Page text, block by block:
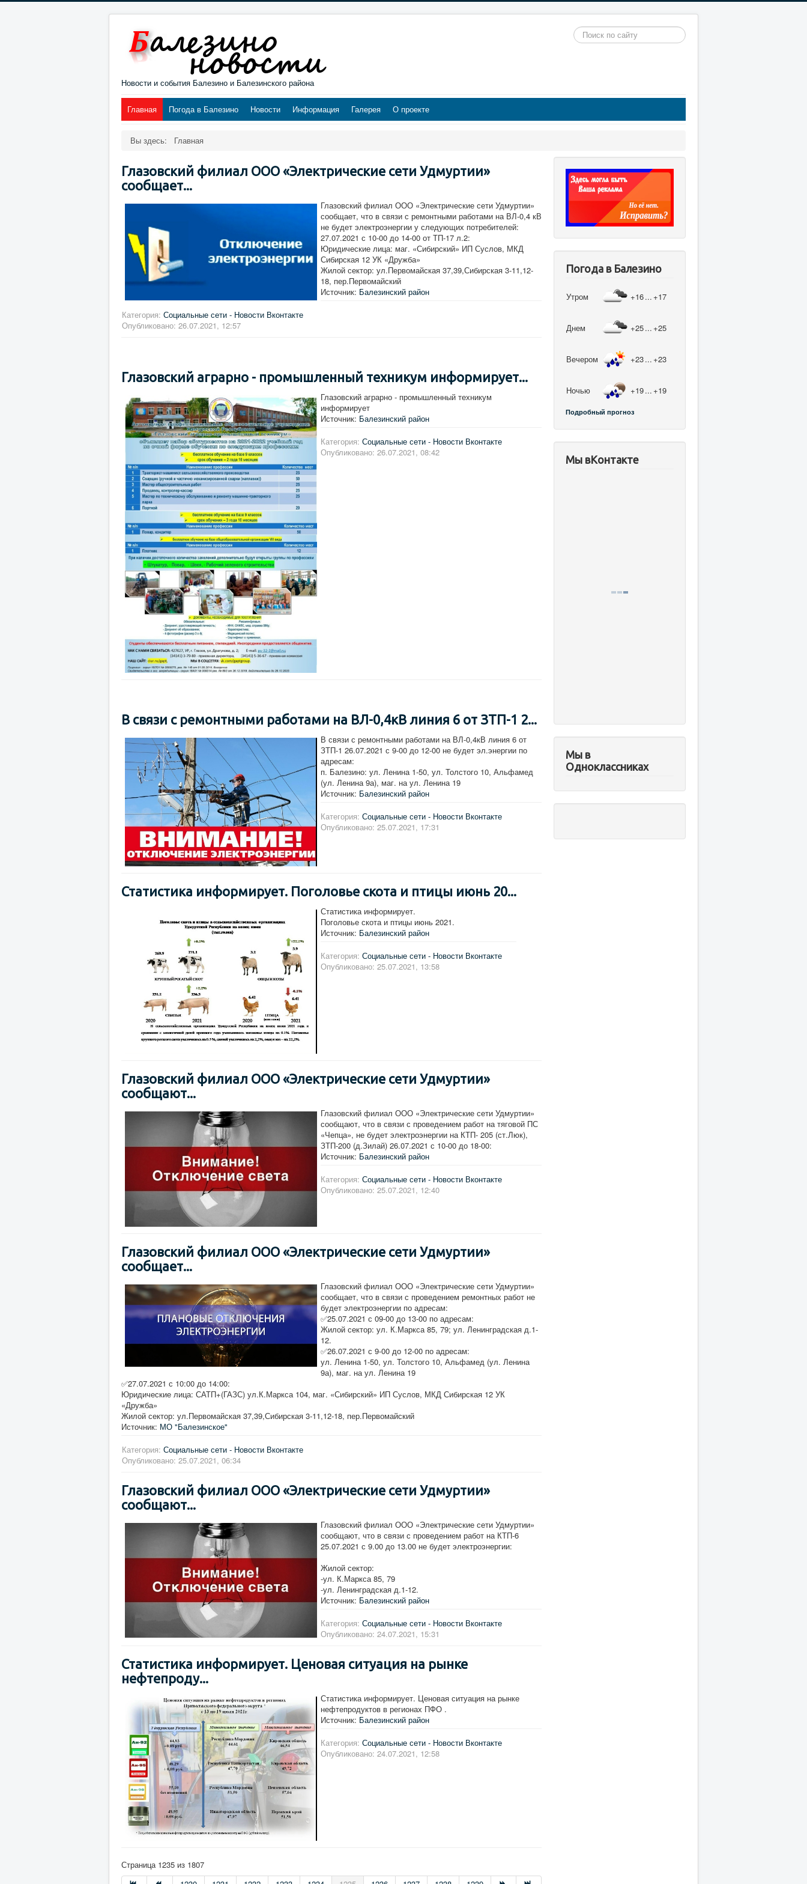
Новости и события Балезино и Балезинского района
Искать...
Главная Погода в Балезино Новости Информация Галерея О проекте
Вы здесь: Главная
Глазовский филиал ООО «Электрические сети Удмуртии»
сообщает...
Глазовский филиал ООО «Электрические сети Удмуртии»
сообщает, что в связи с ремонтными работами на ВЛ-0,4 кВ
не будет электроэнергии у следующих потребителей:
27.07.2021 с 10-00 до 14-00 от ТП-17 л.2:
Юридические лица: маг. «Сибирский» ИП Суслов, МКД
Сибирская 12 УК «Дружба»
Жилой сектор: ул.Первомайская 37,39,Сибирская 3-11,12-
18, пер.Первомайский
Источник: Балезинский район
Категория: Социальные сети - Новости Вконтакте
Опубликовано: 26.07.2021, 12:57
Глазовский аграрно - промышленный техникум информирует...
Глазовский аграрно - промышленный техникум
информирует
Источник: Балезинский район
Категория: Социальные сети - Новости Вконтакте
Опубликовано: 26.07.2021, 08:42
В связи с ремонтными работами на ВЛ-0,4кВ линия 6 от ЗТП-1 2...
В связи с ремонтными работами на ВЛ-0,4кВ линия 6 от
ЗТП-1 26.07.2021 с 9-00 до 12-00 не будет эл.энергии по
адресам:
п. Балезино: ул. Ленина 1-50, ул. Толстого 10, Альфамед
(ул. Ленина 9а), маг. на ул. Ленина 19
Источник: Балезинский район
Категория: Социальные сети - Новости Вконтакте
Опубликовано: 25.07.2021, 17:31
Статистика информирует. Поголовье скота и птицы июнь 20...
Статистика информирует.
Поголовье скота и птицы июнь 2021.
Источник: Балезинский район
Категория: Социальные сети - Новости Вконтакте
Опубликовано: 25.07.2021, 13:58
Глазовский филиал ООО «Электрические сети Удмуртии»
сообщают...
Глазовский филиал ООО «Электрические сети Удмуртии»
сообщают, что в связи с проведением работ на тяговой ПС
«Чепца», не будет электроэнергии на КТП- 205 (ст.Люк),
ЗТП-200 (д.Зилай) 26.07.2021 с 10-00 до 18-00:
Источник: Балезинский район
Категория: Социальные сети - Новости Вконтакте
Опубликовано: 25.07.2021, 12:40
Глазовский филиал ООО «Электрические сети Удмуртии»
сообщает...
Глазовский филиал ООО «Электрические сети Удмуртии»
сообщает, что в связи с проведением ремонтных работ не
будет электроэнергии по адресам:
✅25.07.2021 с 09-00 до 13-00 по адресам:
Жилой сектор: ул. К.Маркса 85, 79; ул. Ленинградская д.1-
12.
✅26.07.2021 с 9-00 до 12-00 по адресам:
ул. Ленина 1-50, ул. Толстого 10, Альфамед (ул. Ленина
9а), маг. на ул. Ленина 19
✅27.07.2021 с 10:00 до 14:00:
Юридические лица: САТП+(ГАЗС) ул.К.Маркса 104, маг. «Сибирский» ИП Суслов, МКД Сибирская 12 УК
«Дружба»
Жилой сектор: ул.Первомайская 37,39,Сибирская 3-11,12-18, пер.Первомайский
Источник: МО "Балезинское"
Категория: Социальные сети - Новости Вконтакте
Опубликовано: 25.07.2021, 06:34
Глазовский филиал ООО «Электрические сети Удмуртии»
сообщают...
Глазовский филиал ООО «Электрические сети Удмуртии»
сообщают, что в связи с проведением работ на КТП-6
25.07.2021 с 9.00 до 13.00 не будет электроэнергии:
Жилой сектор:
-ул. К.Маркса 85, 79
-ул. Ленинградская д.1-12.
Источник: Балезинский район
Категория: Социальные сети - Новости Вконтакте
Опубликовано: 24.07.2021, 15:31
Статистика информирует. Ценовая ситуация на рынке
нефтепроду...
Статистика информирует. Ценовая ситуация на рынке
нефтепродуктов в регионах ПФО .
Источник: Балезинский район
Категория: Социальные сети - Новости Вконтакте
Опубликовано: 24.07.2021, 12:58
Страница 1235 из 1807
Погода в Балезино
Утром +16... +17
Днем +25... +25
Вечером +23... +23
Ночью +19... +19
Подробный прогноз
Мы вКонтакте
Мы в
Одноклассниках